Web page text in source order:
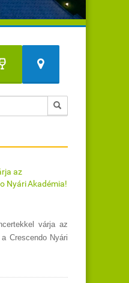
az
Nyári Akadémia!
várja az
Crescendo Nyári